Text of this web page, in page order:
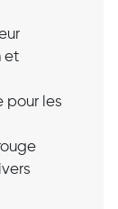
et
pour les